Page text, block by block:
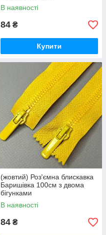
В наявності
84 ₴
Купити
(жовтий) Роз'ємна блискавка
Баришівка 100см з двома
бігунками
В наявності
84 ₴